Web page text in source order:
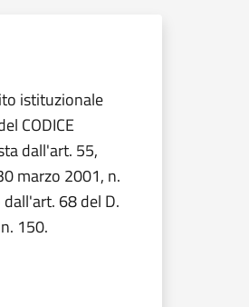
istituzionale
CODICE
dall'art. 55,
marzo 2001, n.
68 del D.
150.